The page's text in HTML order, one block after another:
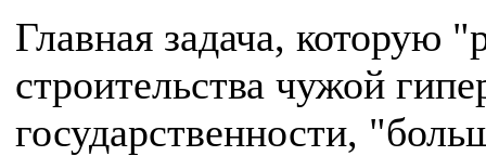
Главная задача, которую
строительства чужой
государственности,